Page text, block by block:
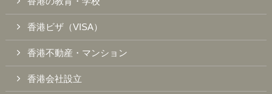
香港ビザ（VISA）
香港不動産・マンション
香港会社設立